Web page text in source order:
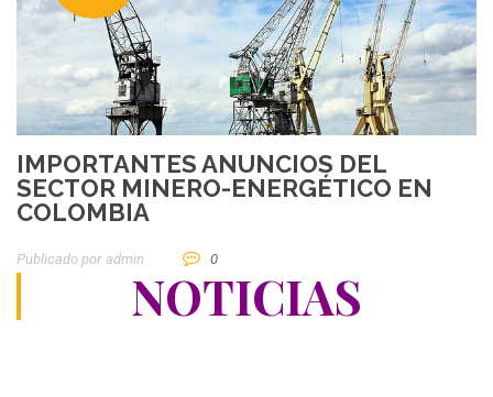
IMPORTANTES ANUNCIOS DEL
SECTOR MINERO-ENERGÉTICO EN
COLOMBIA
Publicado por Admin 0
NOTICIAS